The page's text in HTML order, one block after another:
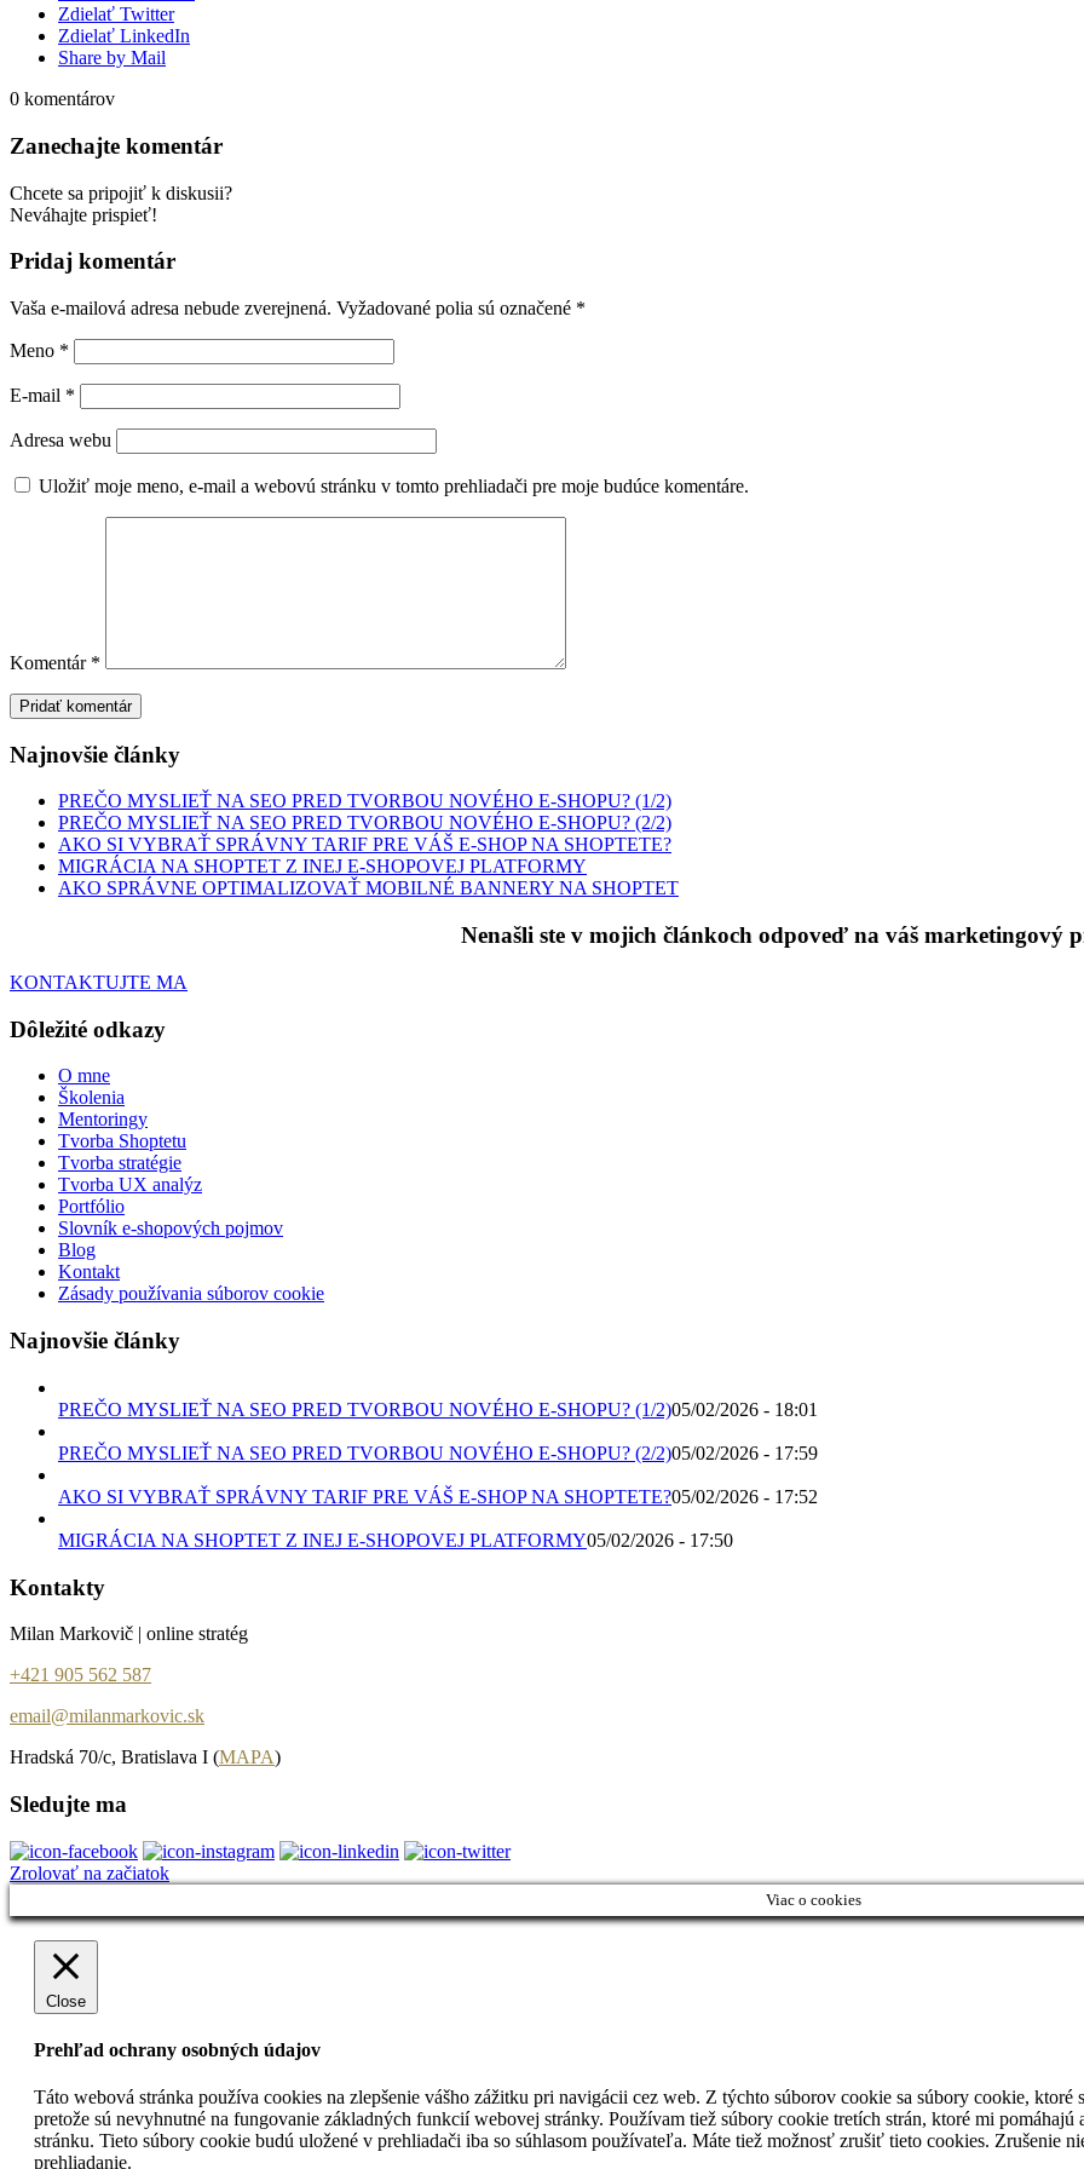
Zdielať Twitter
Zdielať LinkedIn
Share by Mail
0 komentárov
Zanechajte komentár
Chcete sa pripojiť k diskusii?
Neváhajte prispieť!
Pridaj komentár
Vaša e-mailová adresa nebude zverejnená. Vyžadované polia sú označené *
Meno *
E-mail *
Adresa webu
Uložiť moje meno, e-mail a webovú stránku v tomto prehliadači pre moje budúce komentáre.
Komentár *
Najnovšie články
PREČO MYSLIEŤ NA SEO PRED TVORBOU NOVÉHO E-SHOPU? (1/2)
PREČO MYSLIEŤ NA SEO PRED TVORBOU NOVÉHO E-SHOPU? (2/2)
AKO SI VYBRAŤ SPRÁVNY TARIF PRE VÁŠ E-SHOP NA SHOPTETE?
MIGRÁCIA NA SHOPTET Z INEJ E-SHOPOVEJ PLATFORMY
AKO SPRÁVNE OPTIMALIZOVAŤ MOBILNÉ BANNERY NA SHOPTET
Nenašli ste v mojich článkoch odpoveď na váš marketingový
KONTAKTUJTE MA
Dôležité odkazy
O mne
Školenia
Mentoringy
Tvorba Shoptetu
Tvorba stratégie
Tvorba UX analýz
Portfólio
Slovník e-shopových pojmov
Blog
Kontakt
Zásady používania súborov cookie
Najnovšie články
PREČO MYSLIEŤ NA SEO PRED TVORBOU NOVÉHO E-SHOPU? (1/2)05/02/2026 - 18:01
PREČO MYSLIEŤ NA SEO PRED TVORBOU NOVÉHO E-SHOPU? (2/2)05/02/2026 - 17:59
AKO SI VYBRAŤ SPRÁVNY TARIF PRE VÁŠ E-SHOP NA SHOPTETE?05/02/2026 - 17:52
MIGRÁCIA NA SHOPTET Z INEJ E-SHOPOVEJ PLATFORMY05/02/2026 - 17:50
Kontakty
Milan Markovič | online stratég
+421 905 562 587
email@milanmarkovic.sk
Hradská 70/c, Bratislava I (MAPA)
Sledujte ma
Zrolovať na začiatok
Viac o cookies
Close
Prehľad ochrany osobných údajov
Táto webová stránka používa cookies na zlepšenie vášho zážitku pri navigácii cez web. Z týchto súborov cookie sa súbory cookie,
pretože sú nevyhnutné na fungovanie základných funkcií webovej stránky. Používam tiež súbory cookie tretích strán, ktoré mi
stránku. Tieto súbory cookie budú uložené v prehliadači iba so súhlasom používateľa. Máte tiež možnosť zrušiť tieto cookies. Zrušenie
prehliadanie.